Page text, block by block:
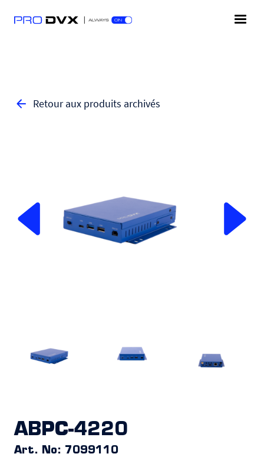
Retour aux produits archivés
ABPC-4220
Art. No: 7099110